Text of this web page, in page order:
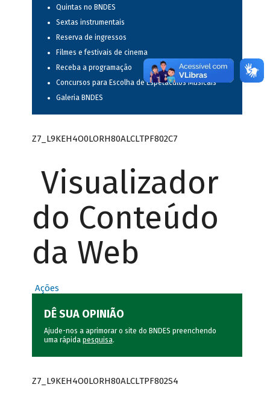
Quintas no BNDES
Sextas instrumentais
Reserva de ingressos
Filmes e festivais de cinema
Receba a programação
Concursos para Escolha de Espetáculos Musicais
Galeria BNDES
Z7_L9KEH4O0LORH80ALCLTPF802C7
Visualizador
do Conteúdo
da Web
Ações
DÊ SUA OPINIÃO
Ajude-nos a aprimorar o site do BNDES preenchendo
uma rápida pesquisa.
Z7_L9KEH4O0LORH80ALCLTPF802S4